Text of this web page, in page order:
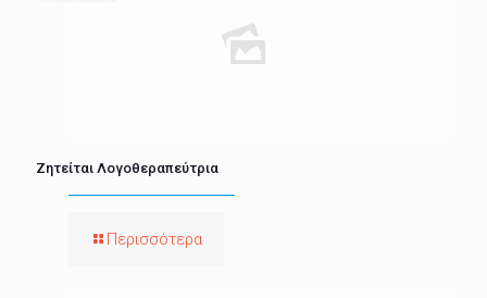
Ζητείται Λογοθεραπεύτρια
Περισσότερα